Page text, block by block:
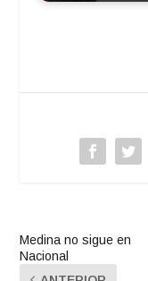
Medina no sigue en
Nacional